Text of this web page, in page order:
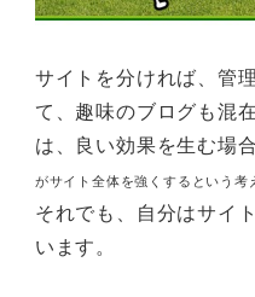
サイトを分ければ、管
て、趣味のブログも混
は、良い効果を生む場
がサイト全体を強くするという考
それでも、自分はサイ
います。